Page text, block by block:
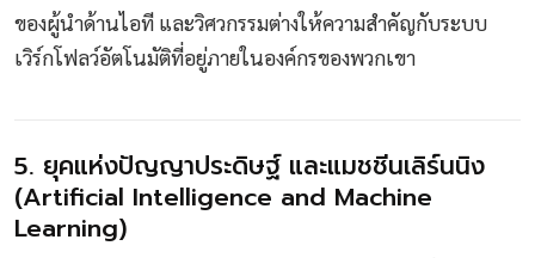
ของผู้นำด้านไอที และวิศวกรรมต่างให้ความสำคัญกับระบบ
เวิร์กโฟลว์อัตโนมัติที่อยู่ภายในองค์กรของพวกเขา
5. ยุคแห่งปัญญาประดิษฐ์ และแมชชีนเลิร์นนิง
(Artificial Intelligence and Machine
Learning)